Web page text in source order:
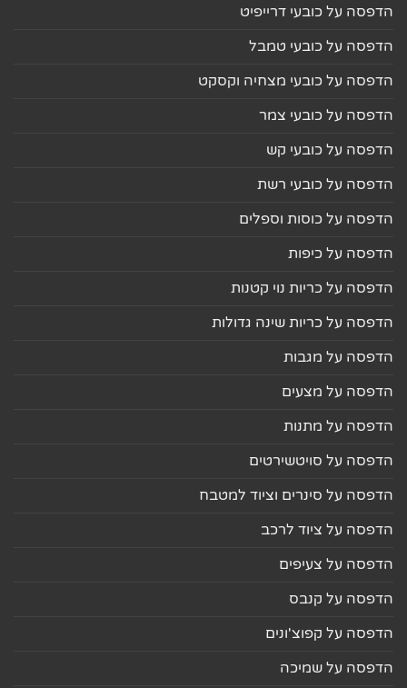
הדפסה על כובעי דרייפיט
הדפסה על כובעי טמבל
הדפסה על כובעי מצחיה וקסקט
הדפסה על כובעי צמר
הדפסה על כובעי קש
הדפסה על כובעי רשת
הדפסה על כוסות וספלים
הדפסה על כיפות
הדפסה על כריות נוי קטנות
הדפסה על כריות שינה גדולות
הדפסה על מגבות
הדפסה על מצעים
הדפסה על מתנות
הדפסה על סויטשירטים
הדפסה על סינרים וציוד למטבח
הדפסה על ציוד לרכב
הדפסה על צעיפים
הדפסה על קנבס
הדפסה על קפוצ'ונים
הדפסה על שמיכה